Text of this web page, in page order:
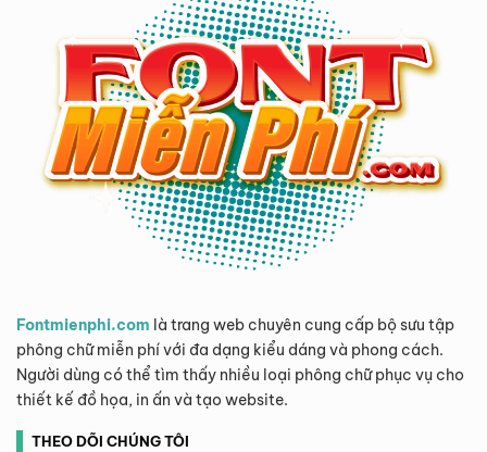
Fontmienphi.com là trang web chuyên cung cấp bộ sưu tập
phông chữ miễn phí với đa dạng kiểu dáng và phong cách.
Người dùng có thể tìm thấy nhiều loại phông chữ phục vụ cho
thiết kế đồ họa, in ấn và tạo website.
THEO DÕI CHÚNG TÔI